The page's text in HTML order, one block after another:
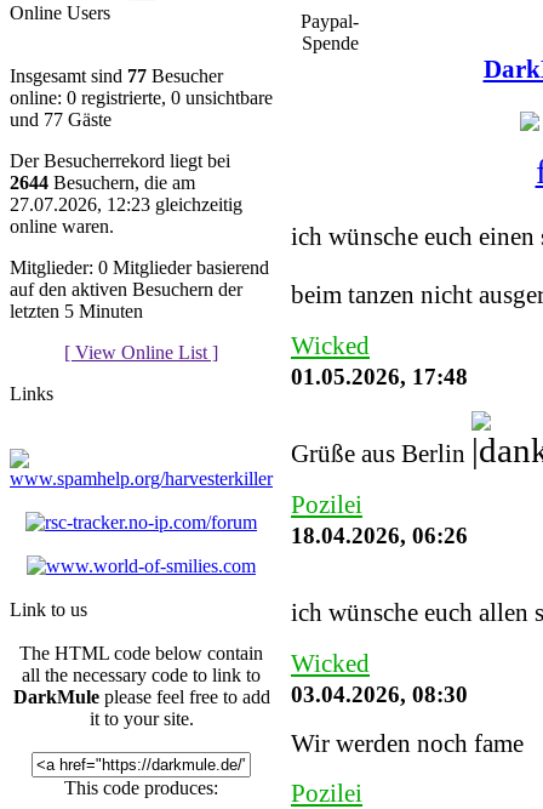
Online Users
Insgesamt sind 77 Besucher
online: 0 registrierte, 0 unsichtbare
und 77 Gäste
Der Besucherrekord liegt bei
2644 Besuchern, die am
27.07.2026, 12:23 gleichzeitig
online waren.
Mitglieder: 0 Mitglieder basierend
auf den aktiven Besuchern der
letzten 5 Minuten
[ View Online List ]
Links
Link to us
The HTML code below contain
all the necessary code to link to
DarkMuleplease feel free to add
it to your site.
This code produces:
Paypal-
Spende
ich wünsche euch
beim tanzen nicht
Wicked
01.05.2026, 17:48
Grüße aus Berlin
Pozilei
18.04.2026, 06:26
ich wünsche euch allen
Wicked
03.04.2026, 08:30
Wir werden noch fame
Pozilei